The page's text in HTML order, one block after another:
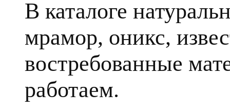
В каталоге
мрамор, оникс,
востребованные
работаем.